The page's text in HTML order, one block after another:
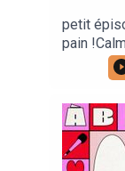
petit
pain
:
Carrour :